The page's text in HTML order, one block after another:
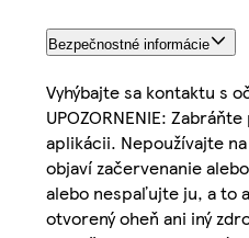
Bezpečnostné informácie
Vyhýbajte sa kontaktu s
UPOZORNENIE:
aplikácii. Nepoužívajte
objaví začervenanie
alebo nespaľujte ju, a to
otvorený oheň ani iný